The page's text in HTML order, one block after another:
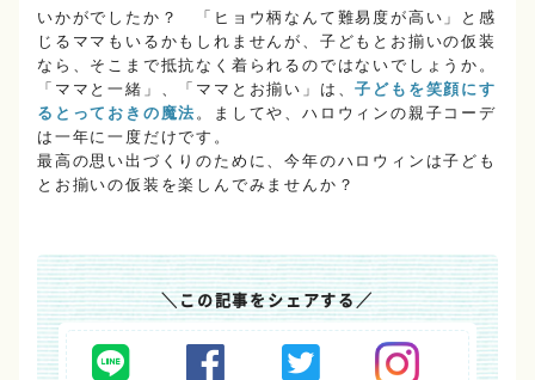
いかがでしたか？ 「ヒョウ柄なんて難易度が高い」と感
じるママもいるかもしれませんが、子どもとお揃いの仮装
なら、そこまで抵抗なく着られるのではないでしょうか。
「ママと一緒」、「ママとお揃い」は、子どもを笑顔にす
るとっておきの魔法 。ましてや、ハロウィンの親子コーデ
は一年に一度だけです。
最高の思い出づくりのために、今年のハロウィンは子ども
とお揃いの仮装を楽しんでみませんか？
＼この記事をシェアする／